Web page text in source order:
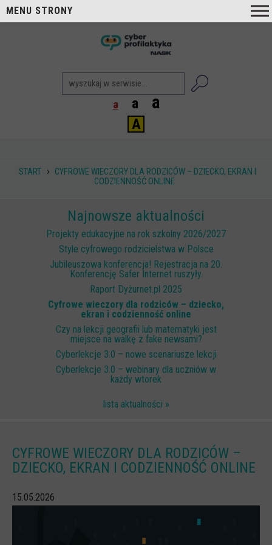
a a a
A
START › CYFROWE WIECZORY DLA RODZICÓW – DZIECKO, EKRAN I
CODZIENNOŚĆ ONLINE
Najnowsze aktualności
Projekty edukacyjne na rok szkolny 2026/2027
Style cyfrowego rodzicielstwa w Polsce
Jubileuszowa konferencja! Rejestracja na 20.
Konferencję Safer Internet ruszyły.
Raport Dyżurnet.pl 2025
Cyfrowe wieczory dla rodziców – dziecko,
ekran i codzienność online
Czy na lekcji geografii lub matematyki jest
miejsce na walkę z fake newsami?
Cyberlekcje 3.0 – nowe scenariusze lekcji
Cyberlekcje 3.0 – webinary dla uczniów w
każdy wtorek
lista aktualności »
CYFROWE WIECZORY DLA RODZICÓW –
DZIECKO, EKRAN I CODZIENNOŚĆ ONLINE
15.05.2026
MENU STRONY
Cyberprofilaktyka NASK
Nasi Eksperci
Poradniki i publikacje
Dla nauczycieli
Scenariusze lekcji
W sieci przyjaźni
(Nie)widzialne ślady online
Piosenka edukacyjna i teledysk
CYBER lekcje 3.0
Plik i Folder
PODCASTY CYFROWE WIECZORY